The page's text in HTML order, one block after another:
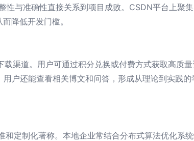
性与准确性直接关系到项目成败。CSDN平台上聚
降低开发门槛。
渠道。用户可通过积分兑换或付费方式获取高质
户还能查看相关博文和问答，形成从理论到实践
定制化著称。本地企业常结合分布式算法优化系